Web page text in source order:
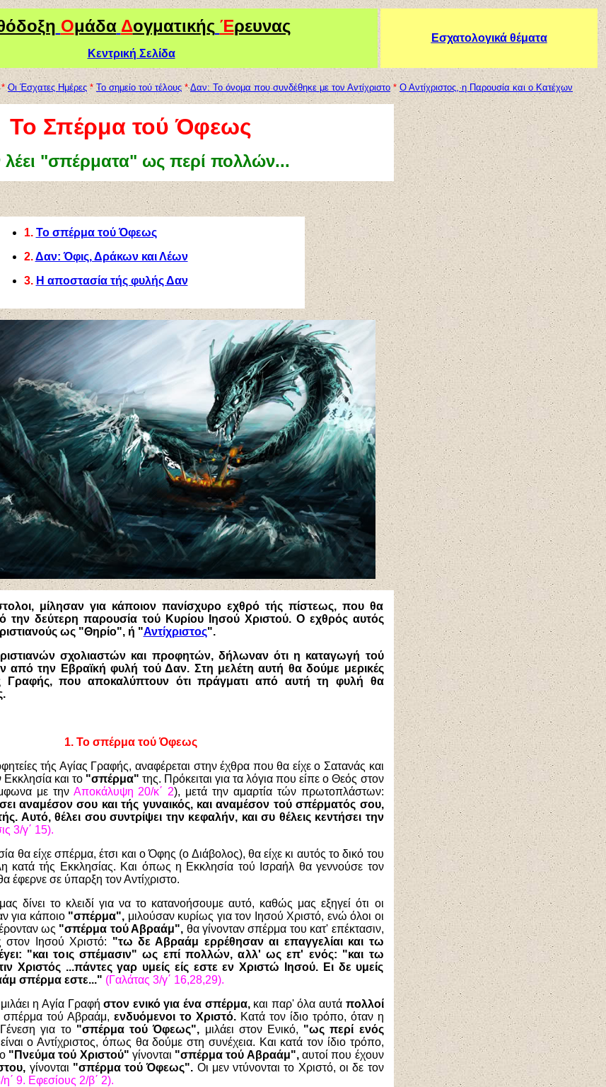
Ομάδα Δογματικής Έρευνας
Κεντρική Σελίδα
Εσχατολογικά θέματα
*Οι Έσχατες Ημέρες * Το σημείο τού τέλους *Δαν: Το όνομα που συνδέθηκε με τον Αντίχριστο * Ο Αντίχριστος, η Παρουσία και ο Κατέχων
To Σπέρμα τού Όφεως
λέει "σπέρματα" ως περί πολλών...
1. Το σπέρμα τού Όφεως
2.Δαν: Όφις, Δράκων και Λέων
3. Η αποστασία τής φυλής Δαν
μίλησαν για κάποιον πανίσχυρο εχθρό τής πίστεως, που θα
την δεύτερη παρουσία τού Κυρίου Ιησού Χριστού. Ο εχθρός αυτός
ως "Θηρίο", ή "Αντίχριστος".
σχολιαστών και προφητών, δήλωναν ότι η καταγωγή τού
από την Εβραϊκή φυλή τούΔαν. Στη μελέτη αυτή θα δούμε μερικές
Γραφής, που αποκαλύπτουν ότι πράγματι από αυτή τη φυλή θα
1. To σπέρμα τού Όφεως
τής Αγίας Γραφής, αναφέρεται στην έχθρα που θα είχε ο Σατανάς και
Εκκλησία και το "σπέρμα" της. Πρόκειται για τα λόγια που είπε ο Θεός στον
με την Αποκάλυψη 20/κ΄ 2), μετά την αμαρτία τών πρωτοπλάστων:
αναμέσον σου και τής γυναικός, και αναμέσον τού σπέρματός σου,
Αυτό, θέλει σου συντρίψει την κεφαλήν, και συ θέλεις κεντήσει την
3/γ΄ 15).
θα είχε σπέρμα, έτσι και ο Όφης (ο Διάβολος), θα είχε κι αυτός το δικό του
κατά τής Εκκλησίας. Και όπως η Εκκλησία τού Ισραήλ θα γεννούσε τον
έφερνε σε ύπαρξη τον Αντίχριστο.
δίνει το κλειδί για να το κατανοήσουμε αυτό, καθώς μας εξηγεί ότι οι
για κάποιο "σπέρμα", μιλούσαν κυρίως για τον Ιησού Χριστό, ενώ όλοι οι
ως "σπέρμα τού Αβραάμ", θα γίνονταν σπέρμα του κατ' επέκτασιν,
Ιησού Χριστό: "τω δε Αβραάμ ερρέθησαν αι επαγγελίαι και τω
"και τοις σπέμασιν" ως επί πολλών, αλλ' ως επ' ενός: "και τω
Χριστός ...πάντες γαρ υμείς είς εστε εν Χριστώ Ιησού. Ει δε υμείς
σπέρμα εστε..." (Γαλάτας 3/γ΄ 16,28,29).
η Αγία Γραφήστον ενικό για ένα σπέρμα, και παρ' όλα αυτά πολλοί
σπέρμα τού Αβραάμ,ενδυόμενοι το Χριστό.Κατά τον ίδιο τρόπο, όταν η
για το "σπέρμα τού Όφεως", μιλάει στον Ενικό, "ως περί ενός
ο Αντίχριστος, όπως θα δούμε στη συνέχεια. Και κατά τον ίδιο τρόπο,
"Πνεύμα τού Χριστού" γίνονται "σπέρμα τού Αβραάμ",αυτοί που έχουν
γίνονται "σπέρμα τού Όφεως". Οι μεν ντύνονται το Χριστό, οι δε τον
9. Εφεσίους 2/β΄ 2).